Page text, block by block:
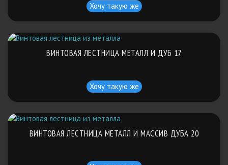
Хочу такую же
ВИНТОВАЯ ЛЕСТНИЦА МЕТАЛЛ И ДУБ 17
Хочу такую же
ВИНТОВАЯ ЛЕСТНИЦА МЕТАЛЛ И МАССИВ ДУБА 20